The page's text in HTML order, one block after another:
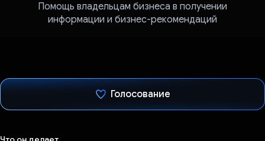
Помощь владельцам бизнеса в получении
информации и бизнес-рекомендаций
Голосование